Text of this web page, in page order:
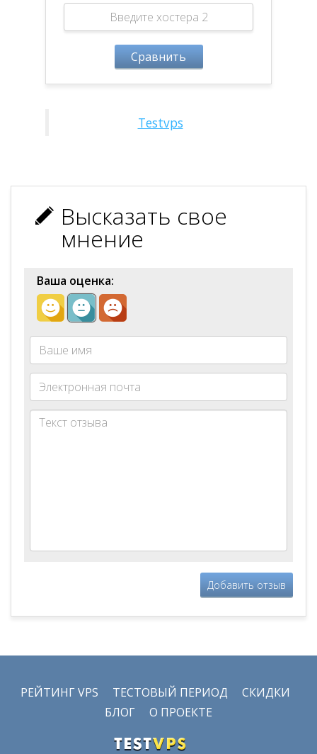
Сравнить
Testvps
Высказать свое
мнение
Ваша оценка:
Добавить отзыв
РЕЙТИНГ VPS ТЕСТОВЫЙ ПЕРИОД
СКИДКИ
БЛОГ
О ПРОЕКТЕ